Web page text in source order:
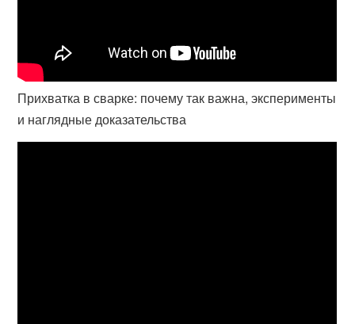
Прихватка в сварке: почему так важна, эксперименты
и наглядные доказательства